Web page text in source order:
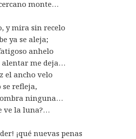
monte…
y mira sin recelo
ya se aleja;
anhelo
alentar me deja…
el ancho velo
se refleja,
ninguna…
ve la luna?…
¡qué nuevas penas